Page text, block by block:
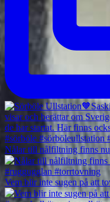
Nålar till nålfiltning finns
Vem blir inte sugen på att